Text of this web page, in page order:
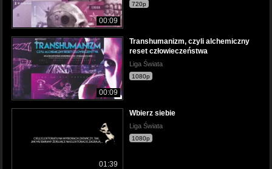
00:09
720p
00:09
Transhumanizm, czyli alchemiczny
reset człowieczeństwa
Liga Świata
1080p
01:39
Wbierz siebie
Liga Świata
1080p